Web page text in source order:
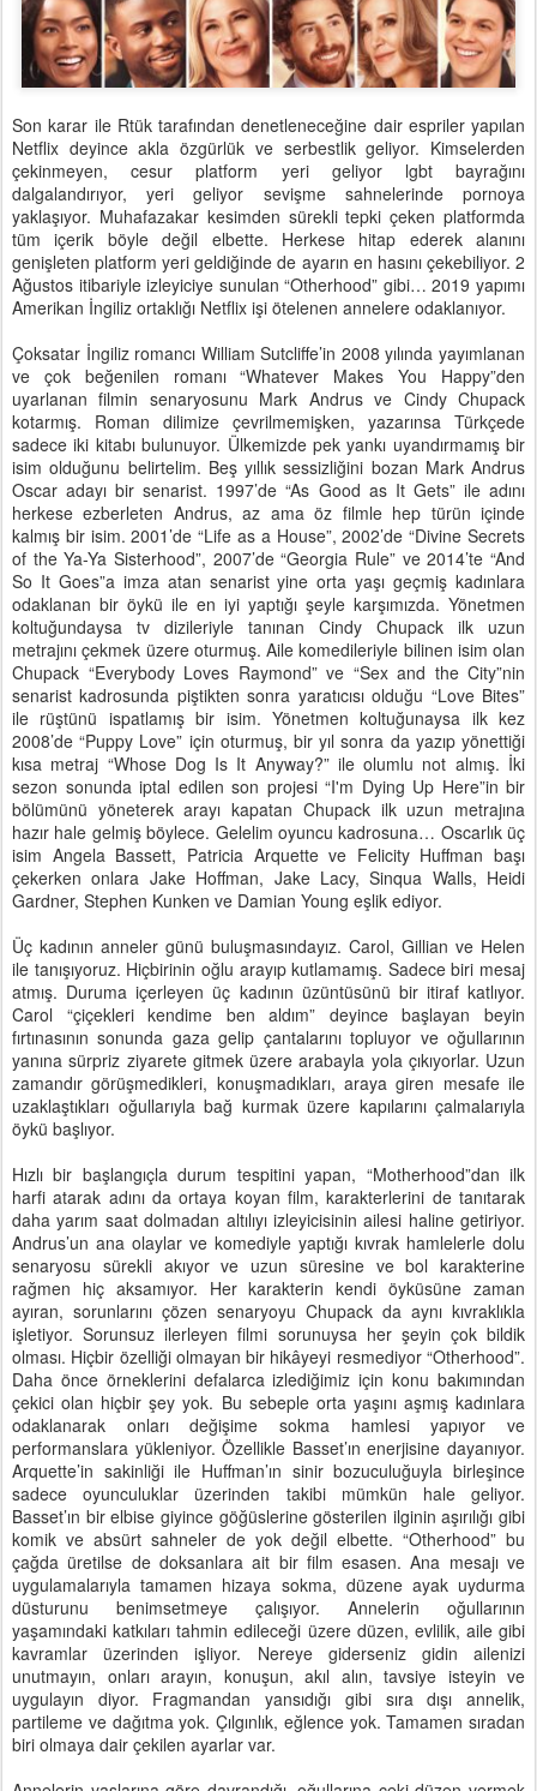
Son karar ile Rtük tarafından denetleneceğine dair espriler yapılan
Netflix deyince akla özgürlük ve serbestlik geliyor. Kimselerden
çekinmeyen, cesur platform yeri geliyor lgbt bayrağını
dalgalandırıyor, yeri geliyor sevişme sahnelerinde pornoya
yaklaşıyor. Muhafazakar kesimden sürekli tepki çeken platformda
tüm içerik böyle değil elbette. Herkese hitap ederek alanını
genişleten platform yeri geldiğinde de ayarın en hasını çekebiliyor. 2
Ağustos itibariyle izleyiciye sunulan “Otherhood” gibi… 2019 yapımı
Amerikan İngiliz ortaklığı Netflix işi ötelenen annelere odaklanıyor.
Çoksatar İngiliz romancı William Sutcliffe’in 2008 yılında yayımlanan
ve çok beğenilen romanı “Whatever Makes You Happy”den
uyarlanan filmin senaryosunu Mark Andrus ve Cindy Chupack
kotarmış. Roman dilimize çevrilmemişken, yazarınsa Türkçede
sadece iki kitabı bulunuyor. Ülkemizde pek yankı uyandırmamış bir
isim olduğunu belirtelim. Beş yıllık sessizliğini bozan Mark Andrus
Oscar adayı bir senarist. 1997’de “As Good as It Gets” ile adını
herkese ezberleten Andrus, az ama öz filmle hep türün içinde
kalmış bir isim. 2001’de “Life as a House”, 2002’de “Divine Secrets
of the Ya-Ya Sisterhood”, 2007’de “Georgia Rule” ve 2014’te “And
So It Goes”a imza atan senarist yine orta yaşı geçmiş kadınlara
odaklanan bir öykü ile en iyi yaptığı şeyle karşımızda. Yönetmen
koltuğundaysa tv dizileriyle tanınan Cindy Chupack ilk uzun
metrajını çekmek üzere oturmuş. Aile komedileriyle bilinen isim olan
Chupack “Everybody Loves Raymond” ve “Sex and the City”nin
senarist kadrosunda piştikten sonra yaratıcısı olduğu “Love Bites”
ile rüştünü ispatlamış bir isim. Yönetmen koltuğunaysa ilk kez
2008’de “Puppy Love” için oturmuş, bir yıl sonra da yazıp yönettiği
kısa metraj “Whose Dog Is It Anyway?” ile olumlu not almış. İki
sezon sonunda iptal edilen son projesi “I'm Dying Up Here”in bir
bölümünü yöneterek arayı kapatan Chupack ilk uzun metrajına
hazır hale gelmiş böylece. Gelelim oyuncu kadrosuna… Oscarlık üç
isim Angela Bassett, Patricia Arquette ve Felicity Huffman başı
çekerken onlara Jake Hoffman, Jake Lacy, Sinqua Walls, Heidi
Gardner, Stephen Kunken ve Damian Young eşlik ediyor.
Üç kadının anneler günü buluşmasındayız. Carol, Gillian ve Helen
ile tanışıyoruz. Hiçbirinin oğlu arayıp kutlamamış. Sadece biri mesaj
atmış. Duruma içerleyen üç kadının üzüntüsünü bir itiraf katlıyor.
Carol “çiçekleri kendime ben aldım” deyince başlayan beyin
fırtınasının sonunda gaza gelip çantalarını topluyor ve oğullarının
yanına sürpriz ziyarete gitmek üzere arabayla yola çıkıyorlar. Uzun
zamandır görüşmedikleri, konuşmadıkları, araya giren mesafe ile
uzaklaştıkları oğullarıyla bağ kurmak üzere kapılarını çalmalarıyla
öykü başlıyor.
Hızlı bir başlangıçla durum tespitini yapan, “Motherhood”dan ilk
harfi atarak adını da ortaya koyan film, karakterlerini de tanıtarak
daha yarım saat dolmadan altılıyı izleyicisinin ailesi haline getiriyor.
Andrus’un ana olaylar ve komediyle yaptığı kıvrak hamlelerle dolu
senaryosu sürekli akıyor ve uzun süresine ve bol karakterine
rağmen hiç aksamıyor. Her karakterin kendi öyküsüne zaman
ayıran, sorunlarını çözen senaryoyu Chupack da aynı kıvraklıkla
işletiyor. Sorunsuz ilerleyen filmi sorunuysa her şeyin çok bildik
olması. Hiçbir özelliği olmayan bir hikâyeyi resmediyor “Otherhood”.
Daha önce örneklerini defalarca izlediğimiz için konu bakımından
çekici olan hiçbir şey yok. Bu sebeple orta yaşını aşmış kadınlara
odaklanarak onları değişime sokma hamlesi yapıyor ve
performanslara yükleniyor. Özellikle Basset’ın enerjisine dayanıyor.
Arquette’in sakinliği ile Huffman’ın sinir bozuculuğuyla birleşince
sadece oyunculuklar üzerinden takibi mümkün hale geliyor.
Basset’ın bir elbise giyince göğüslerine gösterilen ilginin aşırılığı gibi
komik ve absürt sahneler de yok değil elbette. “Otherhood” bu
çağda üretilse de doksanlara ait bir film esasen. Ana mesajı ve
uygulamalarıyla tamamen hizaya sokma, düzene ayak uydurma
düsturunu benimsetmeye çalışıyor. Annelerin oğullarının
yaşamındaki katkıları tahmin edileceği üzere düzen, evlilik, aile gibi
kavramlar üzerinden işliyor. Nereye giderseniz gidin ailenizi
unutmayın, onları arayın, konuşun, akıl alın, tavsiye isteyin ve
uygulayın diyor. Fragmandan yansıdığı gibi sıra dışı annelik,
partileme ve dağıtma yok. Çılgınlık, eğlence yok. Tamamen sıradan
biri olmaya dair çekilen ayarlar var.